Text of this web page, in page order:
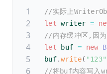
//实际上
let writer =
//内存缓冲区,因
let buf = new
buf.write( "123"
//将buf内容写入